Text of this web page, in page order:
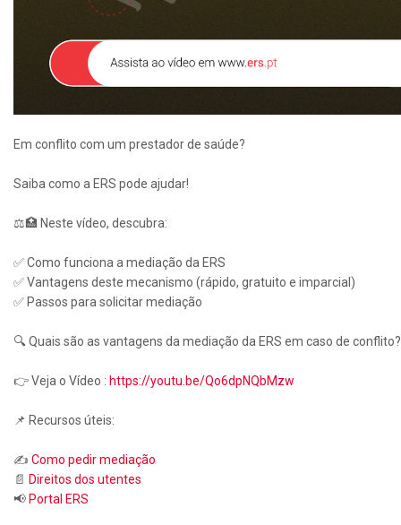
Em conflito com um prestador de saúde?
Saiba como a ERS pode ajudar!
⚖️🏥 Neste vídeo, descubra:
✅ Como funciona a mediação da ERS
✅ Vantagens deste mecanismo (rápido, gratuito e imparcial)
✅ Passos para solicitar mediação
🔍 Quais são as vantagens da mediação da ERS em caso de conflito?
👉 Veja o Vídeo : https://youtu.be/Qo6dpNQbMzw
📌 Recursos úteis:
✍️ Como pedir mediação
📄 Direitos dos utentes
📢 Portal ERS